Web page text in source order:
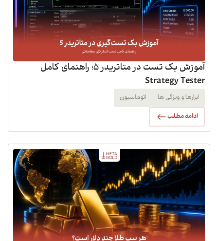
آموزش بک تست در متاتریدر 5؛ راهنمای کامل
Strategy Tester
ابزارها و ویژگی ها اتوماسیون
ادامه مطلب